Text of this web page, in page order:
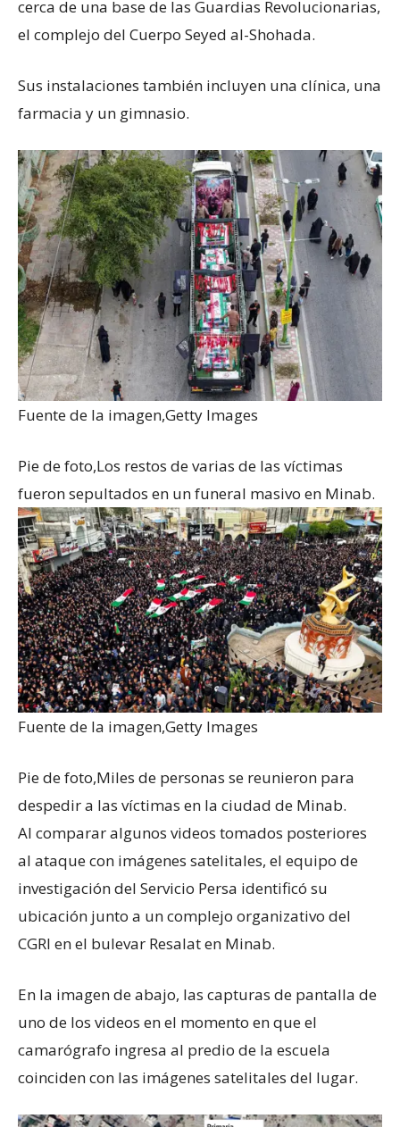
cerca de una base de las Guardias Revolucionarias,
el complejo del Cuerpo Seyed al-Shohada.
Sus instalaciones también incluyen una clínica, una
farmacia y un gimnasio.
Fuente de la imagen,Getty Images
Pie de foto,Los restos de varias de las víctimas
fueron sepultados en un funeral masivo en Minab.
Fuente de la imagen,Getty Images
Pie de foto,Miles de personas se reunieron para
despedir a las víctimas en la ciudad de Minab.
Al comparar algunos videos tomados posteriores
al ataque con imágenes satelitales, el equipo de
investigación del Servicio Persa identificó su
ubicación junto a un complejo organizativo del
CGRI en el bulevar Resalat en Minab.
En la imagen de abajo, las capturas de pantalla de
uno de los videos en el momento en que el
camarógrafo ingresa al predio de la escuela
coinciden con las imágenes satelitales del lugar.